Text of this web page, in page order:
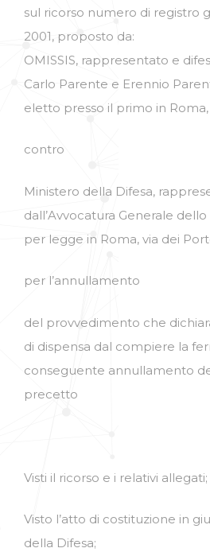
sul ricorso numero di registro
2001, proposto da:
OMISSIS, rappresentato e
Carlo Parente e Erennio
eletto presso il primo in Roma,
contro
Ministero della Difesa,
dall’Avvocatura Generale
per legge in Roma, via dei
per l’annullamento
del provvedimento che
di dispensa dal compiere la
conseguente annullamento
precetto
Visti il ricorso e i relativi allegati;
Visto l’atto di costituzione in
della Difesa;